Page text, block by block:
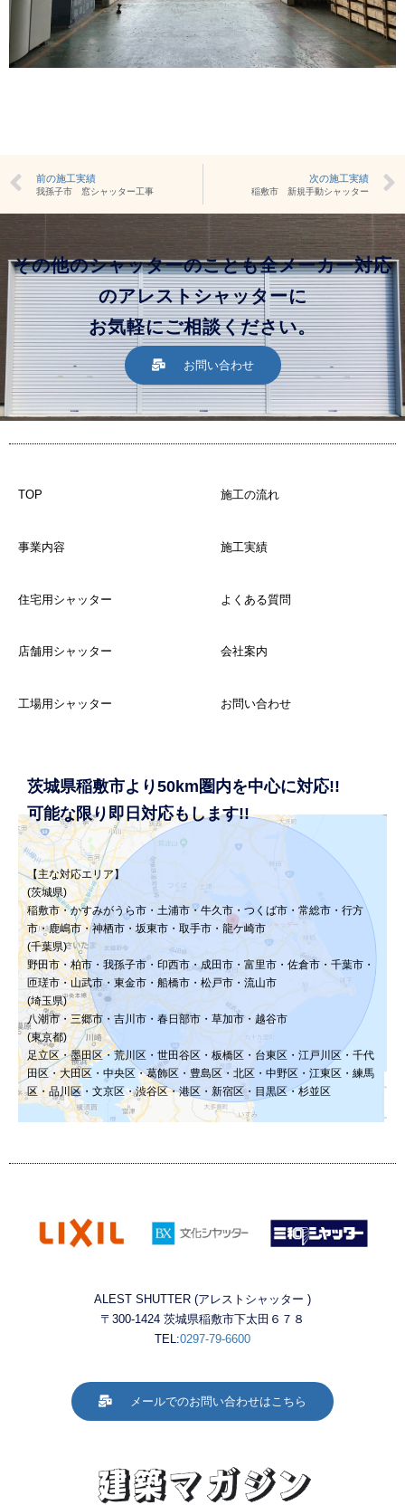
前の施工実績
我孫子市 窓シャッター工事
次の施工実績
稲敷市 新規手動シャッター
その他のシャッターのことも全メーカー対応
のアレストシャッターに
お気軽にご相談ください。
お問い合わせ
TOP
事業内容
住宅用シャッター
店舗用シャッター
工場用シャッター
施工の流れ
施工実績
よくある質問
会社案内
お問い合わせ
茨城県稲敷市より50km圏内を中心に対応!!
可能な限り即日対応もします!!
【主な対応エリア】
(茨城県)
稲敷市・かすみがうら市・土浦市・牛久市・つくば市・常総市・行方
市・鹿嶋市・神栖市・坂東市・取手市・龍ケ崎市
(千葉県)
野田市・柏市・我孫子市・印西市・成田市・富里市・佐倉市・千葉市・
匝瑳市・山武市・東金市・船橋市・松戸市・流山市
(埼玉県)
八潮市・三郷市・吉川市・春日部市・草加市・越谷市
(東京都)
足立区・墨田区・荒川区・世田谷区・板橋区・台東区・江戸川区・千代
田区・大田区・中央区・葛飾区・豊島区・北区・中野区・江東区・練馬
区・品川区・文京区・渋谷区・港区・新宿区・目黒区・杉並区​
ALEST SHUTTER (アレストシャッター )
〒300-1424 茨城県稲敷市下太田６７８
TEL:0297-79-6600
メールでのお問い合わせはこちら